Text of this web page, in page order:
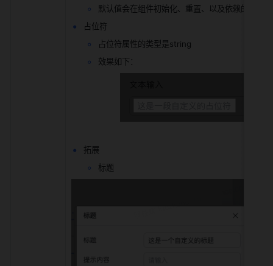
默认值会在组件初始化、重置、以及依赖的变量
占位符
占位符属性的类型是string
效果如下：
拓展
标题